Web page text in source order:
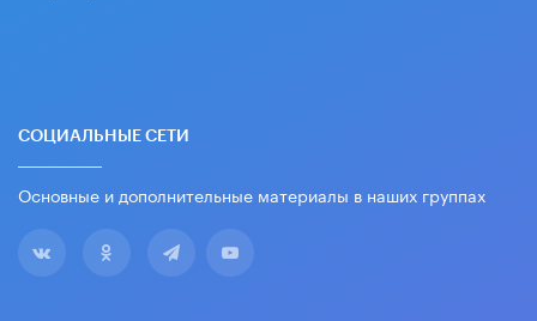
СОЦИАЛЬНЫЕ СЕТИ
Основные и дополнительные материалы в наших группах